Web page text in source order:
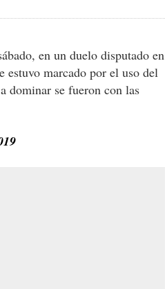
en un duelo disputado en
estuvo marcado por el uso del
dominar se fueron con las